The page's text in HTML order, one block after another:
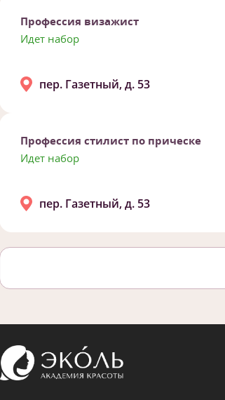
Профессия визажист
Идет набор
пер. Газетный, д. 53
Профессия стилист по прическе
Идет набор
пер. Газетный, д. 53